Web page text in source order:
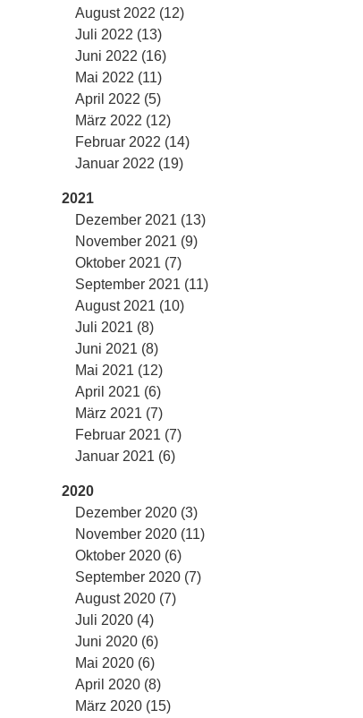
August 2022 (12)
Juli 2022 (13)
Juni 2022 (16)
Mai 2022 (11)
April 2022 (5)
März 2022 (12)
Februar 2022 (14)
Januar 2022 (19)
2021
Dezember 2021 (13)
November 2021 (9)
Oktober 2021 (7)
September 2021 (11)
August 2021 (10)
Juli 2021 (8)
Juni 2021 (8)
Mai 2021 (12)
April 2021 (6)
März 2021 (7)
Februar 2021 (7)
Januar 2021 (6)
2020
Dezember 2020 (3)
November 2020 (11)
Oktober 2020 (6)
September 2020 (7)
August 2020 (7)
Juli 2020 (4)
Juni 2020 (6)
Mai 2020 (6)
April 2020 (8)
März 2020 (15)